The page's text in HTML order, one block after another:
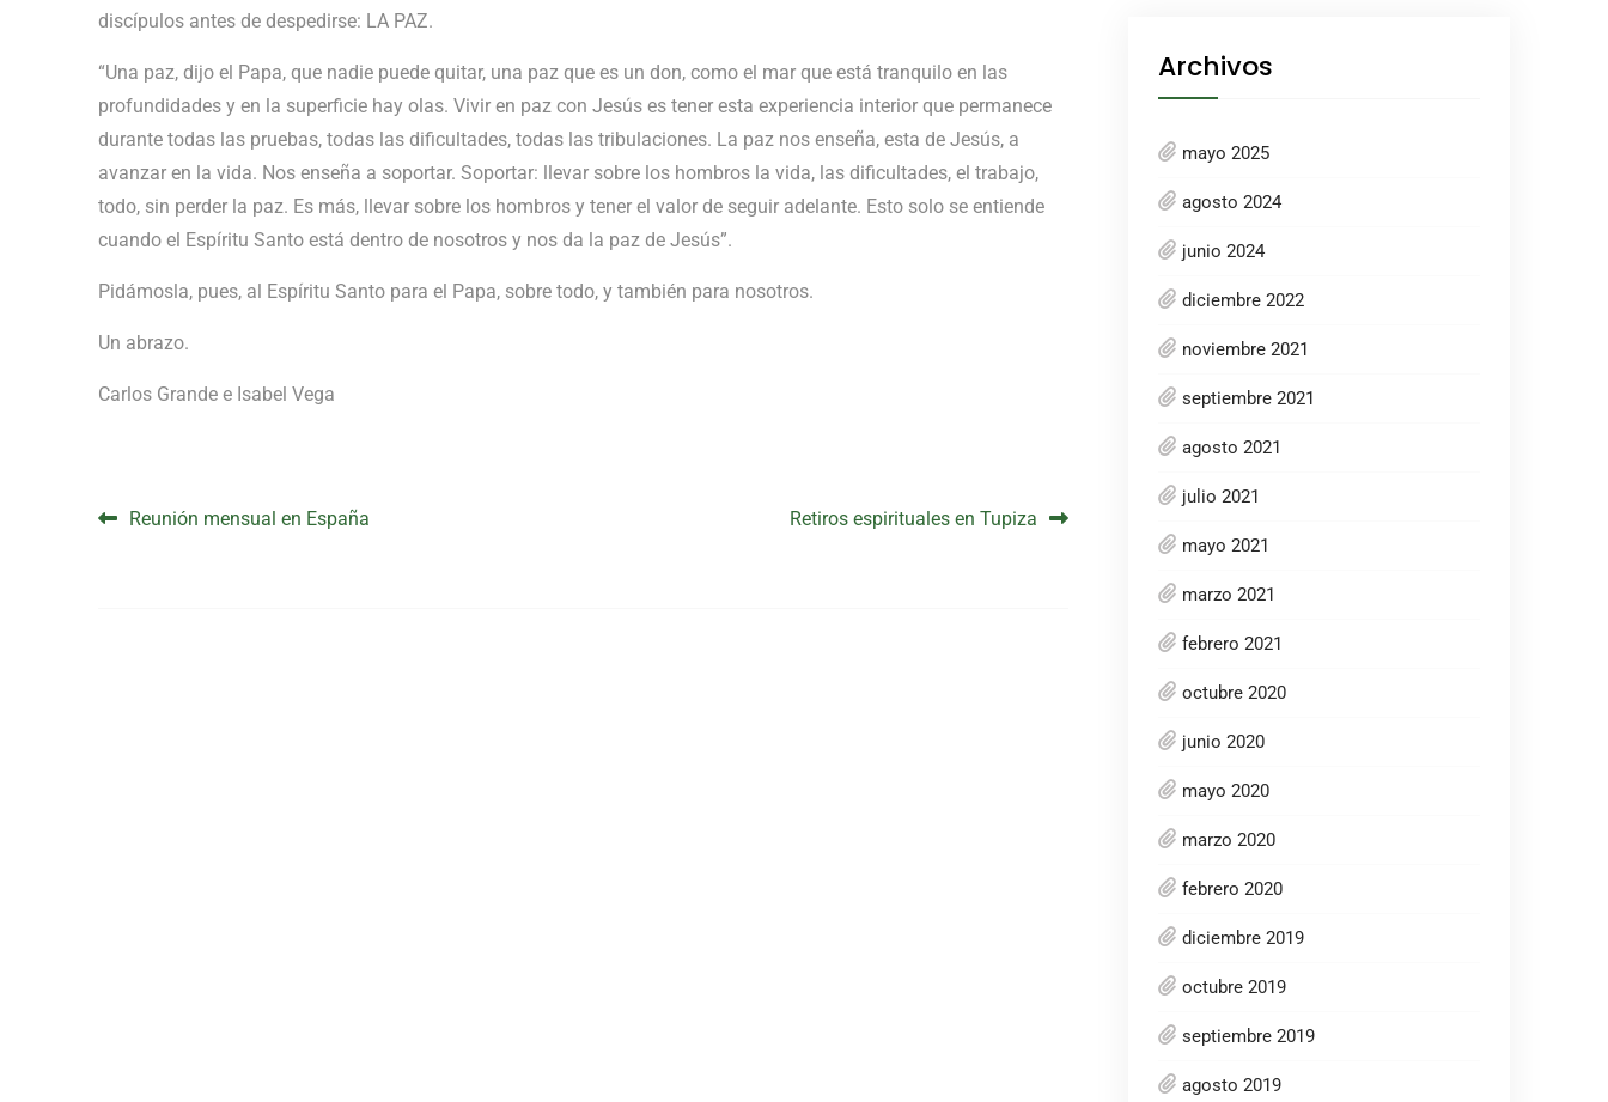
discípulos antes de despedirse: LA PAZ.
“Una paz, dijo el Papa, que nadie puede quitar, una paz que es un don, como el mar que está tranquilo en las
profundidades y en la superficie hay olas. Vivir en paz con Jesús es tener esta experiencia interior que permanece
durante todas las pruebas, todas las dificultades, todas las tribulaciones. La paz nos enseña, esta de Jesús, a
avanzar en la vida. Nos enseña a soportar. Soportar: llevar sobre los hombros la vida, las dificultades, el trabajo,
todo, sin perder la paz. Es más, llevar sobre los hombros y tener el valor de seguir adelante. Esto solo se entiende
cuando el Espíritu Santo está dentro de nosotros y nos da la paz de Jesús”.
Pidámosla, pues, al Espíritu Santo para el Papa, sobre todo, y también para nosotros.
Un abrazo.
Carlos Grande e Isabel Vega
Navegación de entradas
Reunión mensual en España Retiros espirituales en Tupiza
Archivos
mayo 2025
agosto 2024
junio 2024
diciembre 2022
noviembre 2021
septiembre 2021
agosto 2021
julio 2021
mayo 2021
marzo 2021
febrero 2021
octubre 2020
junio 2020
mayo 2020
marzo 2020
febrero 2020
diciembre 2019
octubre 2019
septiembre 2019
agosto 2019